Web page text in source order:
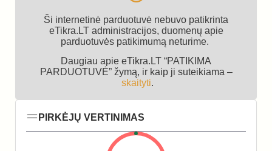
Ši internetinė parduotuvė nebuvo patikrinta
eTikra.LT administracijos, duomenų apie
parduotuvės patikimumą neturime.
Daugiau apie eTikra.LT “PATIKIMA
PARDUOTUVĖ” žymą, ir kaip ji suteikiama –
skaityti.
PIRKĖJŲ VERTINIMAS